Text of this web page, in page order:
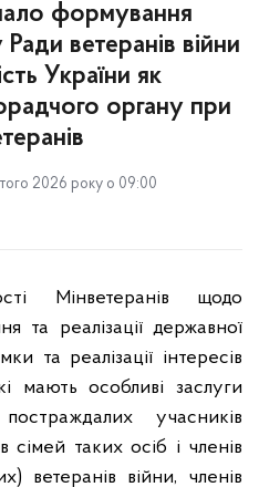
формування
ветеранів війни
України як
органу при
2026 року о 09:00
Мінветеранів щодо
та реалізації державної
та реалізації інтересів
мають особливі заслуги
учасників
сімей таких осіб і членів
ветеранів війни, членів